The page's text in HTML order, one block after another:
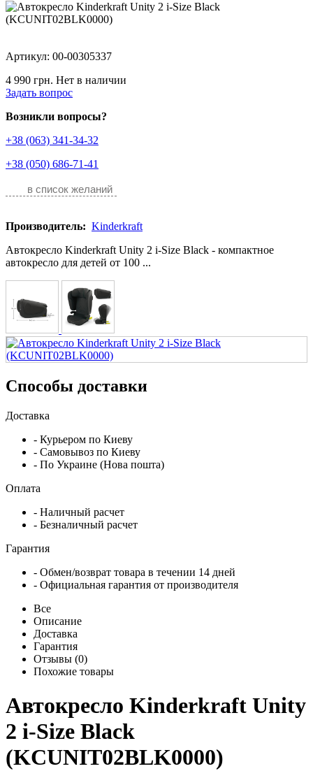
Артикул: 00-00305337
4 990 грн. Нет в наличии
Задать вопрос
Возникли вопросы?
+38 (063) 341-34-32
+38 (050) 686-71-41
в список желаний
Производитель: Kinderkraft
Автокресло Kinderkraft Unity 2 i-Size Black - компактное
автокресло для детей от 100 ...
Способы доставки
Доставка
- Курьером по Киеву
- Самовывоз по Киеву
- По Украине (Нова пошта)
Оплата
- Наличный расчет
- Безналичный расчет
Гарантия
- Обмен/возврат товара в течении 14 дней
- Официальная гарантия от производителя
Все
Описание
Доставка
Гарантия
Отзывы (0)
Похожие товары
Автокресло Kinderkraft Unity
2 i-Size Black
(KCUNIT02BLK0000)